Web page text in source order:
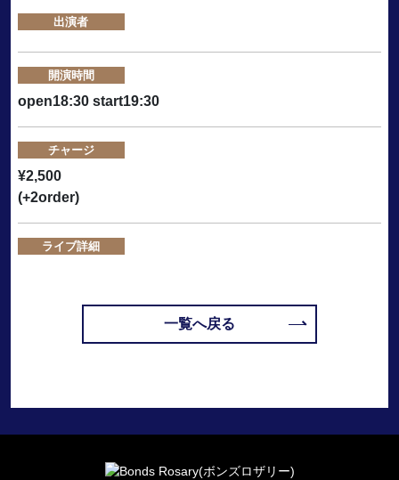
出演者
開演時間
open18:30 start19:30
チャージ
¥2,500
(+2order)
ライブ詳細
一覧へ戻る